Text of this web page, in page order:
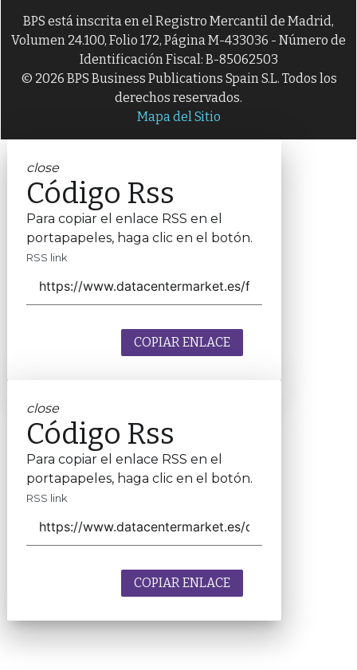
BPS está inscrita en el Registro Mercantil de Madrid,
Volumen 24.100, Folio 172, Página M-433036 - Número de
Identificación Fiscal: B-85062503
© 2026 BPS Business Publications Spain S.L. Todos los
derechos reservados.
Mapa del Sitio
close
Código Rss
Para copiar el enlace RSS en el
portapapeles, haga clic en el botón.
RSS link
COPIAR ENLACE
close
Código Rss
Para copiar el enlace RSS en el
portapapeles, haga clic en el botón.
RSS link
COPIAR ENLACE